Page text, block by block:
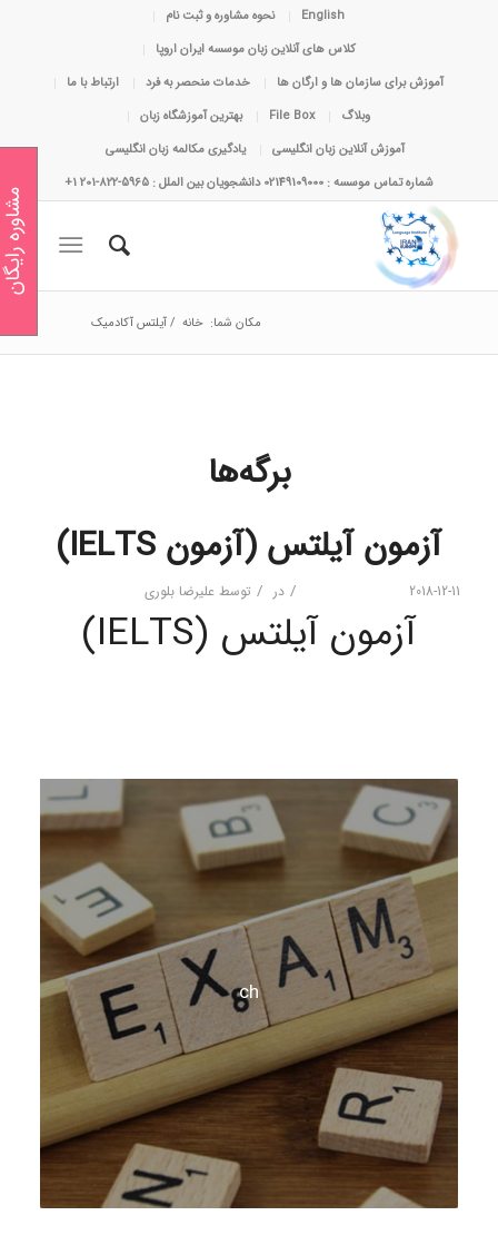
English
نحوه مشاوره و ثبت نام
کلاس های آنلاین زبان موسسه ایران اروپا
آموزش برای سازمان ها و ارگان ها
خدمات منحصر به فرد
ارتباط با ما
وبلاگ
File Box
بهترین آموزشگاه زبان
آموزش آنلاین زبان انگلیسی
یادگیری مکالمه زبان انگلیسی
شماره تماس موسسه : 02149109000 دانشجویان بین الملل : 5965-822-201 1+
مکان شما: خانه /آیلتس آکادمیک
برگه‌ها
آزمون آیلتس (آزمون IELTS)
2018-12-11
/ در / توسط علیرضا بلوری
آزمون آیلتس (IELTS)
ch